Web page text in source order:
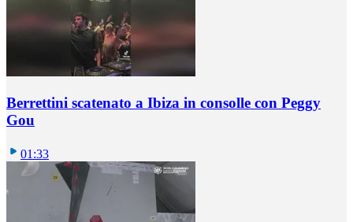
Berrettini scatenato a Ibiza in consolle con Peggy
Gou
01:33